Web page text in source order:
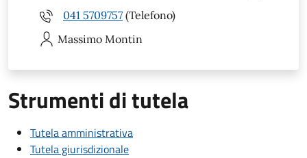
041 5709757 (Telefono)
Massimo Montin
Strumenti di tutela
Tutela amministrativa
Tutela giurisdizionale